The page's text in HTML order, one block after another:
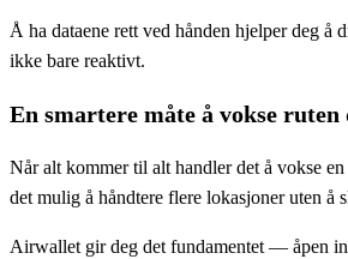
Å ha dataene rett ved hånden hjelper deg å
ikke bare reaktivt.
En smartere måte å vokse ruten
Når alt kommer til alt handler det å vokse
det mulig å håndtere flere lokasjoner uten å
Airwallet gir deg det fundamentet — åpen